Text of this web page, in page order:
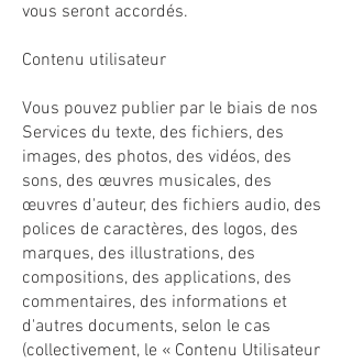
vous seront accordés.
Contenu utilisateur
Vous pouvez publier par le biais de nos
Services du texte, des fichiers, des
images, des photos, des vidéos, des
sons, des œuvres musicales, des
œuvres d'auteur, des fichiers audio, des
polices de caractères, des logos, des
marques, des illustrations, des
compositions, des applications, des
commentaires, des informations et
d'autres documents, selon le cas
(collectivement, le « Contenu Utilisateur